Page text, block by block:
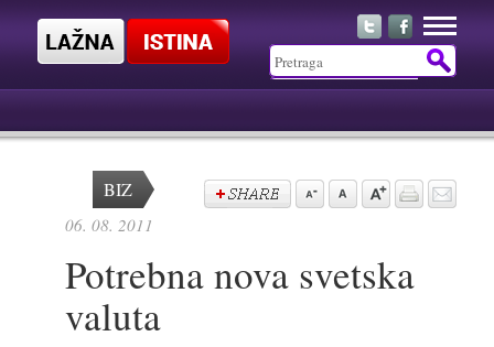
BIZ
06. 08. 2011
Potrebna nova svetska
valuta